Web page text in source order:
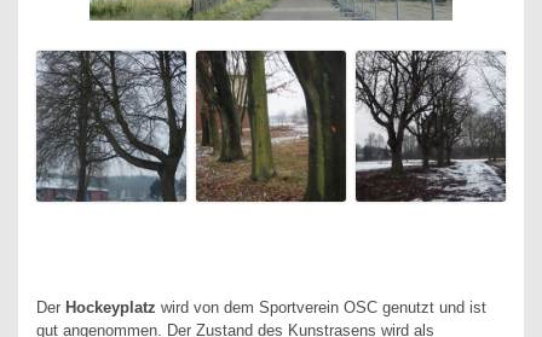
Der Hockeyplatz wird von dem Sportverein OSC genutzt und ist
gut angenommen. Der Zustand des Kunstrasens wird als